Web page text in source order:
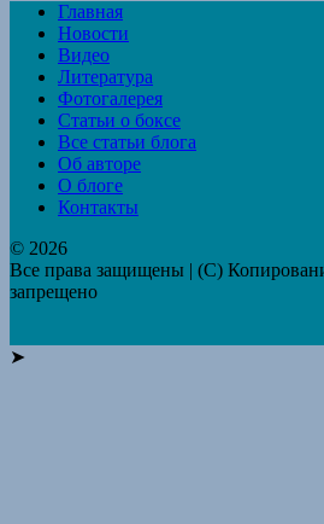
Главная
Новости
Видео
Литература
Фотогалерея
Статьи о боксе
Все статьи блога
Об авторе
О блоге
Контакты
© 2026
Все права защищены | (C)
запрещено
➤